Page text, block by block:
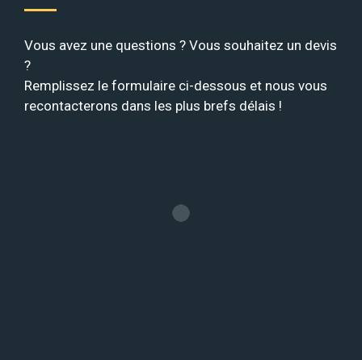
Vous avez une questions ? Vous souhaitez un devis
?
Remplissez le formulaire ci-dessous et nous vous
recontacterons dans les plus brefs délais !